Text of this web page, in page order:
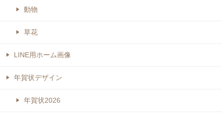
動物
草花
LINE用ホーム画像
年賀状デザイン
年賀状2026